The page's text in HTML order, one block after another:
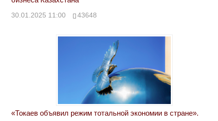
30.01.2025 11:00 43648
«Токаев объявил режим тотальной экономии в стране».